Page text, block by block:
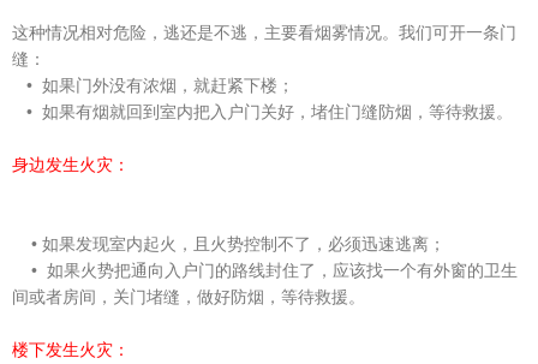
这种情况相对危险，逃还是不逃，主要看烟雾情况。我们可开一条门
缝：
• 如果门外没有浓烟，就赶紧下楼；
• 如果有烟就回到室内把入户门关好，堵住门缝防烟，等待救援。
身边发生火灾：
• 如果发现室内起火，且火势控制不了，必须迅速逃离；
• 如果火势把通向入户门的路线封住了，应该找一个有外窗的卫生
间或者房间，关门堵缝，做好防烟，等待救援。
楼下发生火灾：